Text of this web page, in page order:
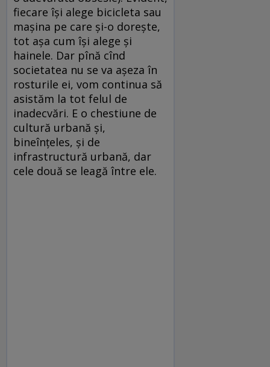
fiecare îşi alege bicicleta sau
maşina pe care şi-o doreşte,
tot aşa cum îşi alege şi
hainele. Dar pînă cînd
societatea nu se va aşeza în
rosturile ei, vom continua să
asistăm la tot felul de
inadecvări. E o chestiune de
cultură urbană şi,
bineînţeles, şi de
infrastructură urbană, dar
cele două se leagă între ele.